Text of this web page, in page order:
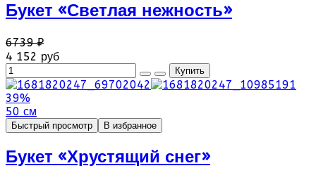
Букет «Светлая нежность»
6739 ₽
4 152 руб
39%
50 см
Быстрый просмотр В избранное
Букет «Хрустящий снег»